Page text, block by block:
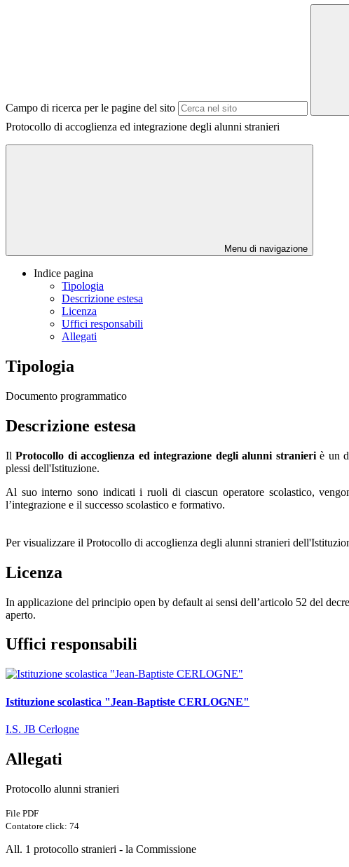
Campo di ricerca per le pagine del sito
Protocollo di accoglienza ed integrazione degli alunni stranieri
Menu di navigazione
Indice pagina
Tipologia
Descrizione estesa
Licenza
Uffici responsabili
Allegati
Tipologia
Documento programmatico
Descrizione estesa
IlProtocollo di accoglienza ed integrazione degli alunni stranieriè un
plessi dell'Istituzione.
Al suo interno sono indicati i ruoli di ciascun operatore scolastico,
l’integrazione e il successo scolastico e formativo.
Per visualizzare il Protocollo di accoglienza degli alunni stranieri
Licenza
In applicazione del principio open by default ai sensi dell’articolo 52 del
aperto.
Uffici responsabili
Istituzione scolastica "Jean-Baptiste CERLOGNE"
I.S. JB Cerlogne
Allegati
Protocollo alunni stranieri
File PDF
Contatore click: 74
All. 1 protocollo stranieri - la Commissione